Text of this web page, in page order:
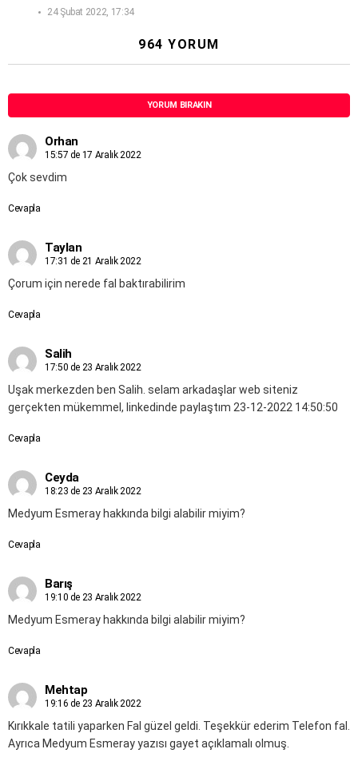
24 Şubat 2022, 17:34
964 YORUM
YORUM BIRAKIN
Orhan
15:57 de 17 Aralık 2022
Çok sevdim
Cevapla
Taylan
17:31 de 21 Aralık 2022
Çorum için nerede fal baktırabilirim
Cevapla
Salih
17:50 de 23 Aralık 2022
Uşak merkezden ben Salih. selam arkadaşlar web siteniz
gerçekten mükemmel, linkedinde paylaştım 23-12-2022 14:50:50
Cevapla
Ceyda
18:23 de 23 Aralık 2022
Medyum Esmeray hakkında bilgi alabilir miyim?
Cevapla
Barış
19:10 de 23 Aralık 2022
Medyum Esmeray hakkında bilgi alabilir miyim?
Cevapla
Mehtap
19:16 de 23 Aralık 2022
Kırıkkale tatili yaparken Fal güzel geldi. Teşekkür ederim Telefon fal.
Ayrıca Medyum Esmeray yazısı gayet açıklamalı olmuş.